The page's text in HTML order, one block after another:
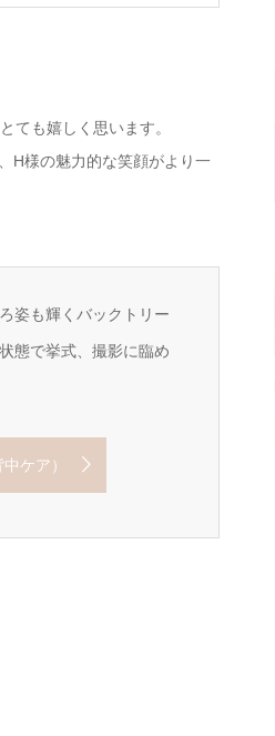
ても嬉しく思います。
H様の魅力的な笑顔がより一
姿も輝くバックトリー
態で挙式、撮影に臨め
ケア）